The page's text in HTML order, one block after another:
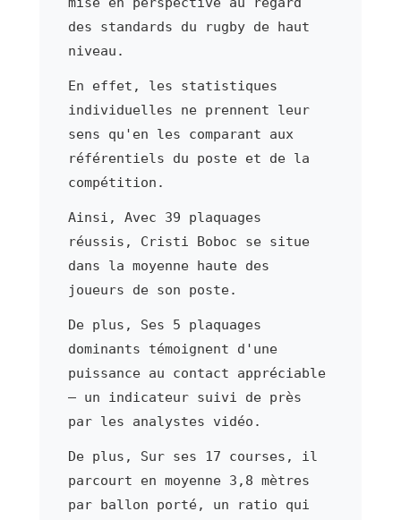
des standards du rugby de haut
niveau.
En effet, les statistiques
individuelles ne prennent leur
sens qu'en les comparant aux
référentiels du poste et de la
compétition.
Ainsi, Avec 39 plaquages
réussis, Cristi Boboc se situe
dans la moyenne haute des
joueurs de son poste.
De plus, Ses 5 plaquages
dominants témoignent d'une
puissance au contact appréciable
— un indicateur suivi de près
par les analystes vidéo.
De plus, Sur ses 17 courses, il
parcourt en moyenne 3,8 mètres
par ballon porté, un ratio qui